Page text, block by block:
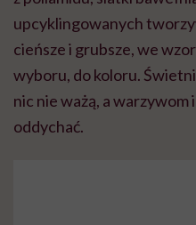
upcyklingowanych
cieńsze i grubsze, we
wyboru, do koloru.
nic nie ważą, a warzywom
oddychać.